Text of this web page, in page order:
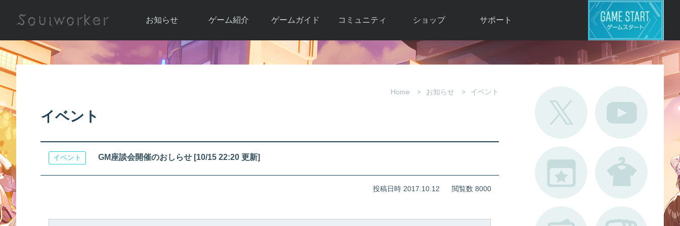
お知らせ
お知らせ一覧
ゲーム紹介
ソウルワーカー
アップデート履
歴
ゲームガイド
ガイド総合もく
コミュニティ
自由掲示板
ショップ
Y.Pの購入
アイテムカタロ
サポート
よくある質問
不具合対応状況
Home お知らせ イベント
イベント
イベント GM座談会開催のおしらせ [10/15 22:20 更新]
投稿日時 2017.10.12 閲覧数 8000